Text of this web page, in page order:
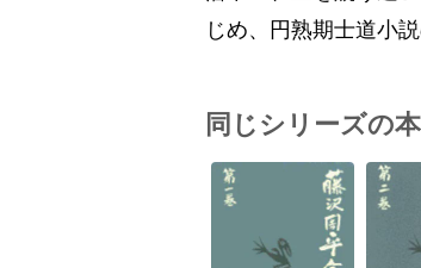
じめ、円熟期士道小
同じシリーズの本